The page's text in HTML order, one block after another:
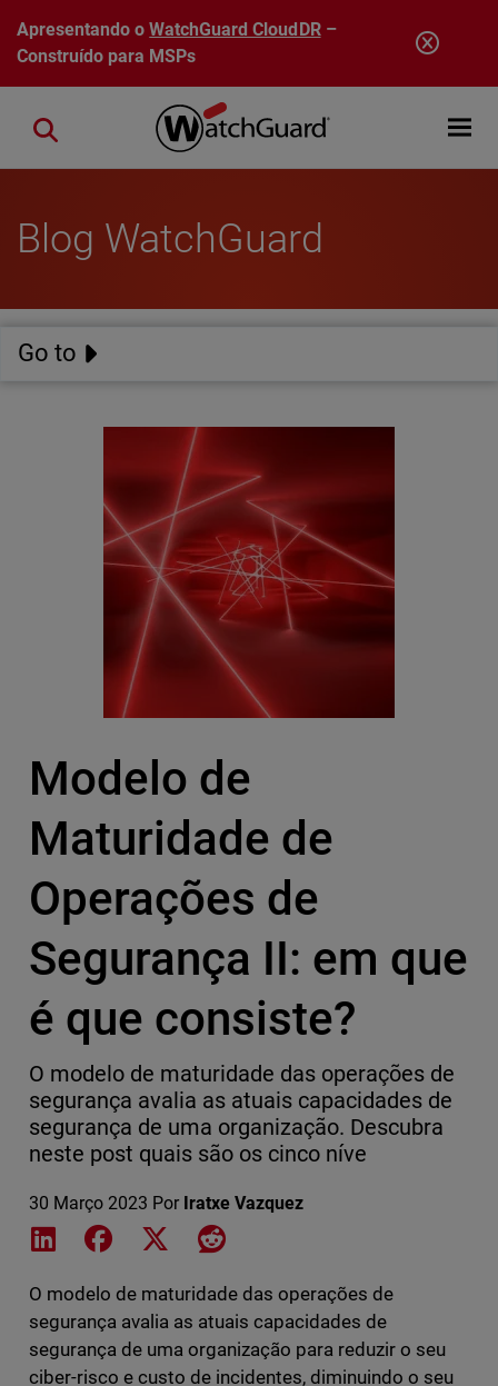
Pular para o conteúdo principal
Apresentando oWatchGuard CloudDR–
Construído para MSPs
Open
Close search
Blog WatchGuard
Go to
Modelo de
Maturidade de
Operações de
Segurança II: em que
é que consiste?
O modelo de maturidade das operações de
segurança avalia as atuais capacidades de
segurança de uma organização. Descubra
neste post quais são os cinco níve
30 Março 2023 Por Iratxe Vazquez
Share on LinkedIn
Share on Facebook
Share on XShare on Reddit
O modelo de maturidade das operações de
segurança avalia as atuais capacidades de
segurança de uma organização para reduzir o seu
ciber-risco e custo de incidentes, diminuindo o seu